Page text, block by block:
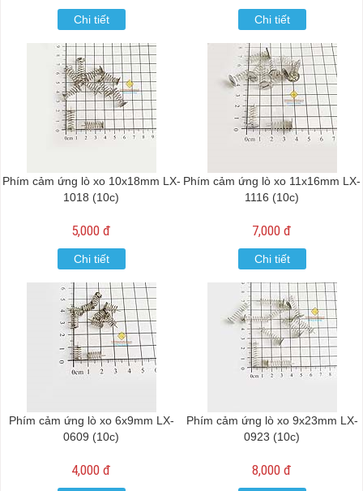
Chi tiết Chi tiết
Phím cảm ứng lò xo 10x18mm LX-
1018 (10c)
5,000 đ
Chi tiết
Phím cảm ứng lò xo 11x16mm LX-
1116 (10c)
7,000 đ
Chi tiết
Phím cảm ứng lò xo 6x9mm LX-
0609 (10c)
4,000 đ
Phím cảm ứng lò xo 9x23mm LX-
0923 (10c)
8,000 đ